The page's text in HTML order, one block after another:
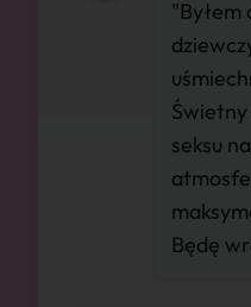
"Byłem
seksu
Będę